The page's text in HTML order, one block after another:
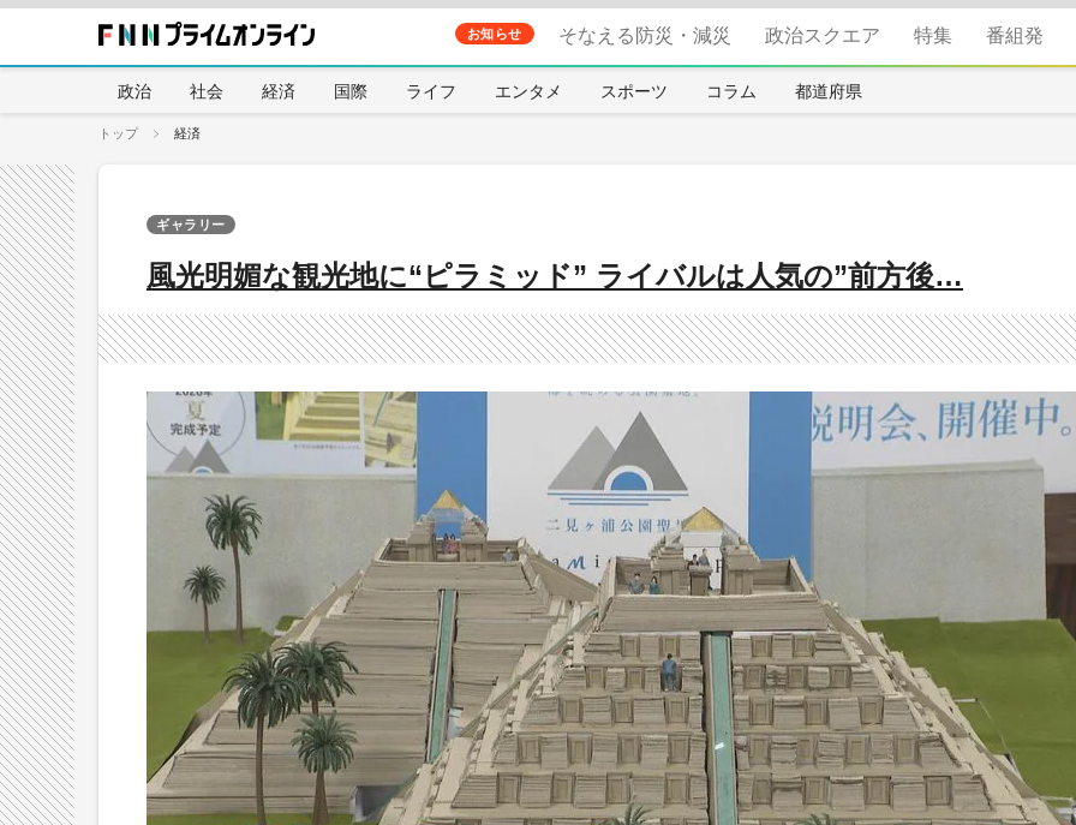
お知らせ そなえる防災・減災 政治スクエア 特集 番組発
政治 社会 経済 国際 ライフ エンタメ スポーツ コラム 都道府県
トップ 経済
風光明媚な観光地に“ピラミッド” ライバルは人気の”前方後…
ギャラリー